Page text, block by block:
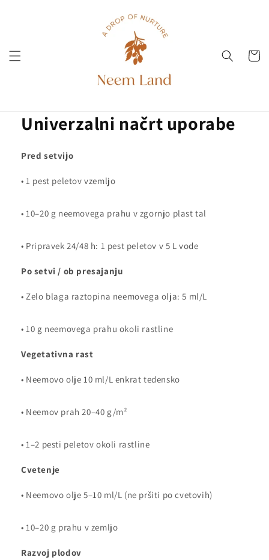
Voziček
Univerzalni načrt uporabe
Pred setvijo
• 1 pest peletov vzemljo
• 10–20 g neemovega prahu v zgornjo plast tal
• Pripravek 24/48 h: 1 pest peletov v 5 L vode
Po setvi / ob presajanju
• Zelo blaga raztopina neemovega olja: 5 ml/L
• 10 g neemovega prahu okoli rastline
Vegetativna rast
• Neemovo olje 10 ml/L enkrat tedensko
• Neemov prah 20–40 g/m²
• 1–2 pesti peletov okoli rastline
Cvetenje
• Neemovo olje 5–10 ml/L (ne pršiti po cvetovih)
• 10–20 g prahu v zemljo
Razvoj plodov